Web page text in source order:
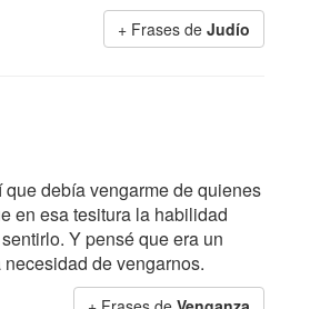
+ Frases de Judío
debía vengarme de quienes
en esa tesitura la habilidad
Y pensé que era un
de vengarnos.